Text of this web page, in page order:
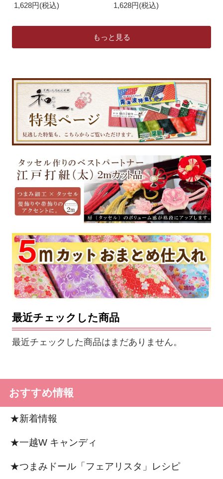
1,628円(税込)
1,628円(税込)
もっと見る
最近チェックした商品
最近チェックした商品はまだありません。
おすすめ情報
★新着情報
★一越W キャンディ
★つまみドール「フェアリスタ」レシピ